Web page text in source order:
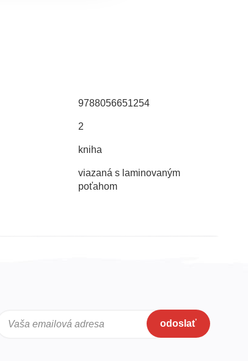
9788056651254
2
kniha
viazaná s laminovaným
poťahom
Vaša emailová adresa odoslať